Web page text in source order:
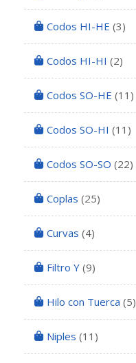
Codos HI-HE (3)
Codos HI-HI (2)
Codos SO-HE (11)
Codos SO-HI (11)
Codos SO-SO (22)
Coplas (25)
Curvas (4)
Filtro Y (9)
Hilo con Tuerca (5)
Niples (11)